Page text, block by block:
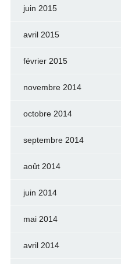
juin 2015
avril 2015
février 2015
novembre 2014
octobre 2014
septembre 2014
août 2014
juin 2014
mai 2014
avril 2014